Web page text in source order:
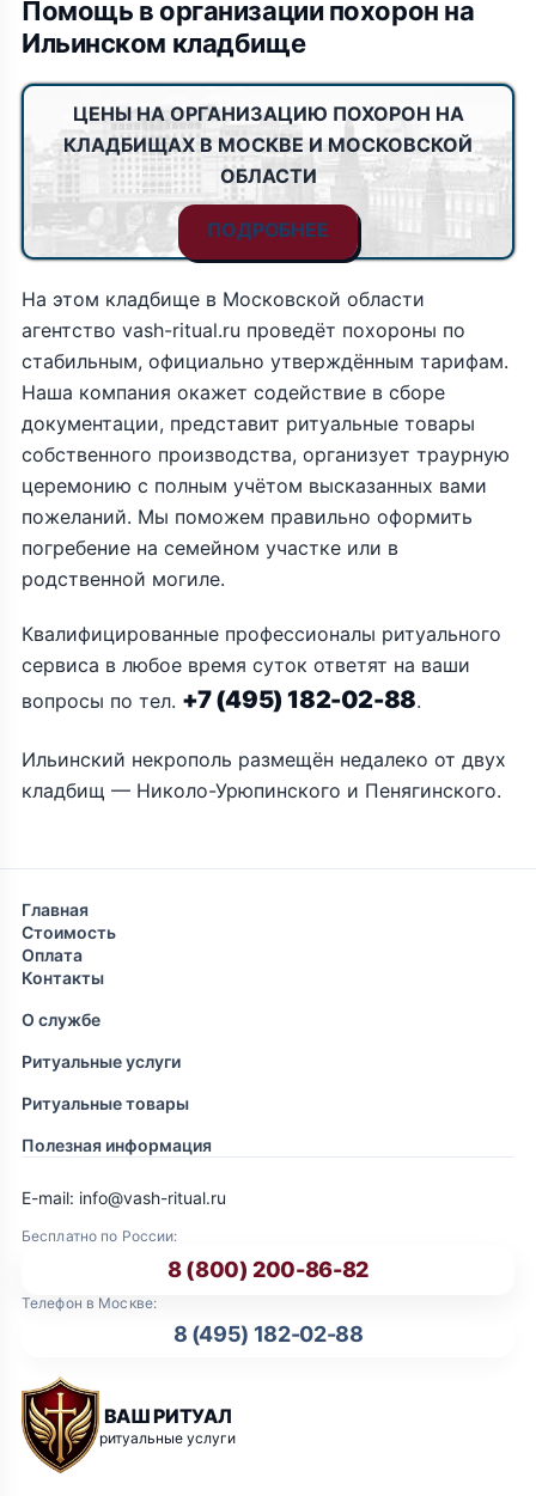
Помощь в организации похорон на
Ильинском кладбище
ЦЕНЫ НА ОРГАНИЗАЦИЮ ПОХОРОН НА
КЛАДБИЩАХ В МОСКВЕ И МОСКОВСКОЙ
ОБЛАСТИ
ПОДРОБНЕЕ
На этом кладбище в Московской области
агентство vash-ritual.ru проведёт похороны по
стабильным, официально утверждённым тарифам.
Наша компания окажет содействие в сборе
документации, представит ритуальные товары
собственного производства, организует траурную
церемонию с полным учётом высказанных вами
пожеланий. Мы поможем правильно оформить
погребение на семейном участке или в
родственной могиле.
Квалифицированные профессионалы ритуального
сервиса в любое время суток ответят на ваши
вопросы по тел. +7 (495) 182-02-88.
Ильинский некрополь размещён недалеко от двух
кладбищ — Николо-Урюпинского и Пенягинского.
Главная
Стоимость
Оплата
Контакты
О службе
Ритуальные услуги
Ритуальные товары
Полезная информация
ВАШ РИТУАЛ
ритуальные услуги
Бесплатно по России:
8 (800) 200-86-82
Телефон в Москве:
8 (495) 182-02-88
E-mail: info@vash-ritual.ru